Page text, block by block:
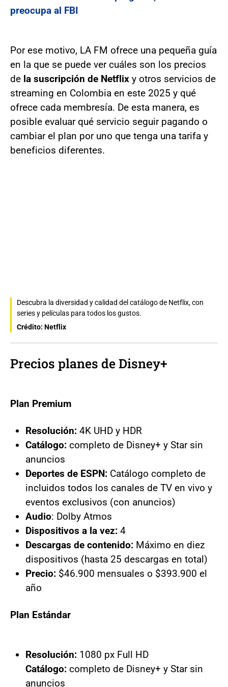
preocupa al FBI
Por ese motivo, LA FM ofrece una pequeña guía
en la que se puede ver cuáles son los precios
de la suscripción de Netflix y otros servicios de
streaming en Colombia en este 2025 y qué
ofrece cada membresía. De esta manera, es
posible evaluar qué servicio seguir pagando o
cambiar el plan por uno que tenga una tarifa y
beneficios diferentes.
Descubra la diversidad y calidad del catálogo de Netflix, con
series y películas para todos los gustos.
Crédito: Netflix
Precios planes de Disney+
Plan Premium
Resolución: 4K UHD y HDR
Catálogo: completo de Disney+ y Star sin
anuncios
Deportes de ESPN: Catálogo completo de
incluidos todos los canales de TV en vivo y
eventos exclusivos (con anuncios)
Audio: Dolby Atmos
Dispositivos a la vez: 4
Descargas de contenido: Máximo en diez
dispositivos (hasta 25 descargas en total)
Precio: $46.900 mensuales o $393.900 el
año
Plan Estándar
Resolución: 1080 px Full HD
Catálogo: completo de Disney+ y Star sin
anuncios